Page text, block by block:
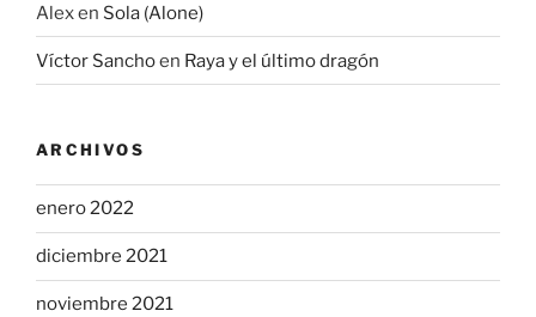
Alexen Sola (Alone)
Víctor Sanchoen Raya y el último dragón
ARCHIVOS
enero 2022
diciembre 2021
noviembre 2021